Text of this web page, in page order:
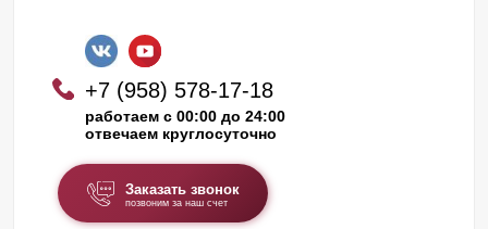
+7 (958) 578-17-18
работаем с 00:00 до 24:00
отвечаем круглосуточно
Заказать звонок
позвоним за наш счет